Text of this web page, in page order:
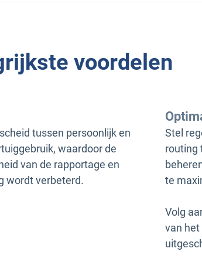
voordelen
tussen persoonlijk en
waardoor de
van de rapportage en
wordt verbeterd.
Stel
routing
te
Volg
van